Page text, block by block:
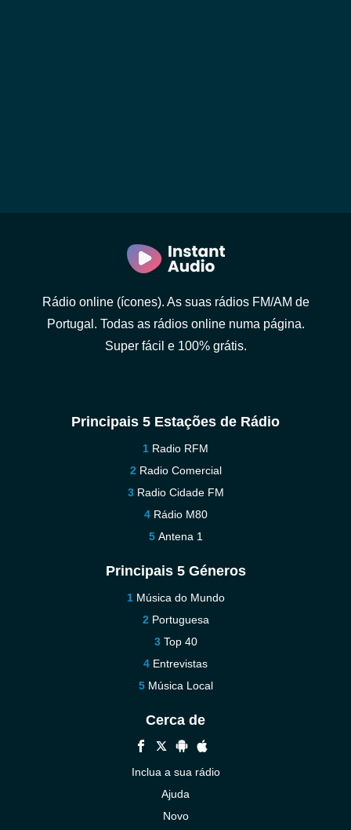
Rádio online (ícones). As suas rádios FM/AM de
Portugal. Todas as rádios online numa página.
Super fácil e 100% grátis.
Principais 5 Estações de Rádio
Radio RFM
Radio Comercial
Radio Cidade FM
Rádio M80
Antena 1
Principais 5 Géneros
Música do Mundo
Portuguesa
Top 40
Entrevistas
Música Local
Cerca de
Inclua a sua rádio
Ajuda
Novo